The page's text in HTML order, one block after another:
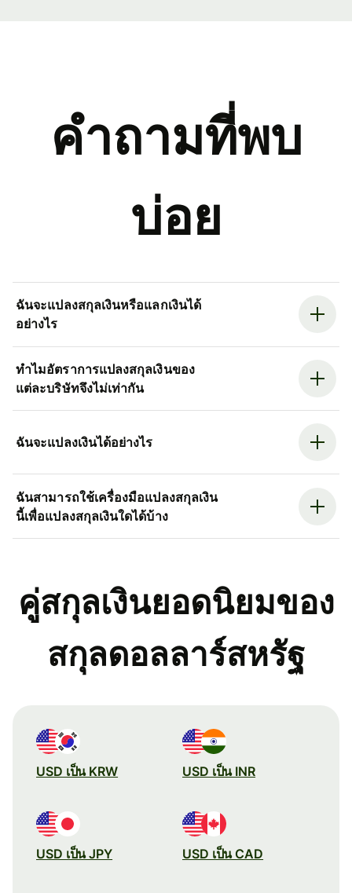
คำถามที่พบ
บ่อย
ฉันจะแปลงสกุลเงินหรือแลกเงินได้
อย่างไร
ทำไมอัตราการแปลงสกุลเงินของ
แต่ละบริษัทจึงไม่เท่ากัน
ฉันจะแปลงเงินได้อย่างไร
ฉันสามารถใช้เครื่องมือแปลงสกุลเงิน
นี้เพื่อแปลงสกุลเงินใดได้บ้าง
คู่สกุลเงินยอดนิยมของ
สกุลดอลลาร์สหรัฐ
USD เป็น KRW USD เป็น INR
USD เป็น JPY USD เป็น CAD